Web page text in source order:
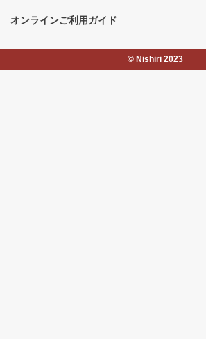
オンラインご利用ガイド
©︎ Nishiri 2023